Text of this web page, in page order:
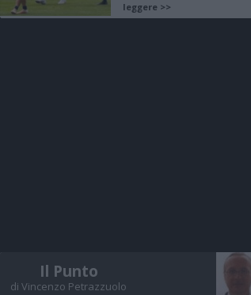
leggere >>
Il Punto
di Vincenzo Petrazzuolo